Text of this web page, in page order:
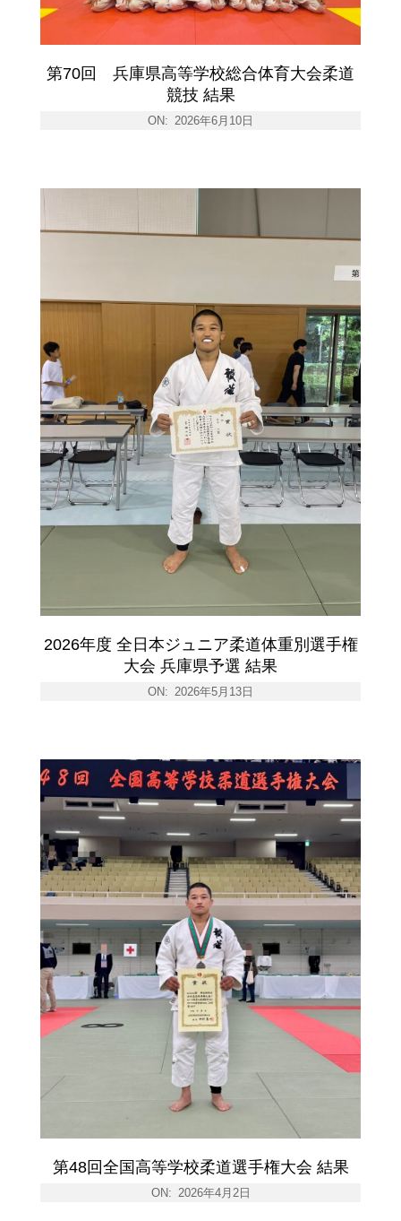
第70回 兵庫県高等学校総合体育大会柔道
競技 結果
ON: 2026年6月10日
2026年度 全日本ジュニア柔道体重別選手権
大会 兵庫県予選 結果
ON: 2026年5月13日
第48回全国高等学校柔道選手権大会 結果
ON: 2026年4月2日